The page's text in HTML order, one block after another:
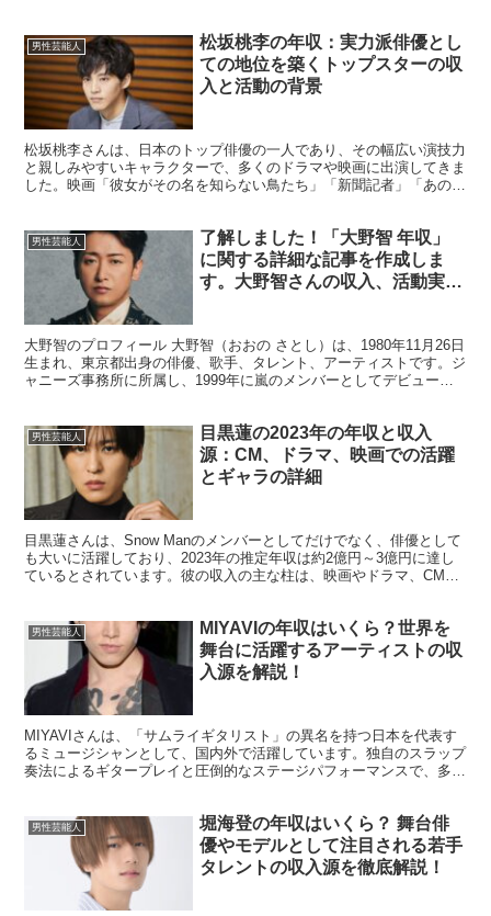
男性芸能人
松坂桃李の年収：実力派俳優とし
ての地位を築くトップスターの収
入と活動の背景
松坂桃李さんは、日本のトップ俳優の一人であり、その幅広い演技力
と親しみやすいキャラクターで、多くのドラマや映画に出演してきま
した。映画「彼女がその名を知らない鳥たち」「新聞記者」「あの
男性芸能人
了解しました！「大野智 年収」
に関する詳細な記事を作成しま
す。大野智さんの収入、活動実
の年収と成功の秘密：嵐のリーダ
ーからアーティストとしての新た
な道
大野智のプロフィール 大野智（おおの さとし）は、1980年11月26日
生まれ、東京都出身の俳優、歌手、タレント、アーティストです。ジ
ャニーズ事務所に所属し、1999年に嵐のメンバーとしてデビュー。
男性芸能人
目黒蓮の2023年の年収と収入
源：CM、ドラマ、映画での活躍
とギャラの詳細
目黒蓮さんは、Snow Manのメンバーとしてだけでなく、俳優として
も大いに活躍しており、2023年の推定年収は約2億円～3億円に達し
ているとされています。彼の収入の主な柱は、映画やドラマ、CM出
男性芸能人
MIYAVIの年収はいくら？世界を
舞台に活躍するアーティストの収
入源を解説！
MIYAVIさんは、「サムライギタリスト」の異名を持つ日本を代表す
るミュージシャンとして、国内外で活躍しています。独自のスラップ
奏法によるギタープレイと圧倒的なステージパフォーマンスで、多く
男性芸能人
堀海登の年収はいくら？ 舞台俳
優やモデルとして注目される若手
タレントの収入源を徹底解説！